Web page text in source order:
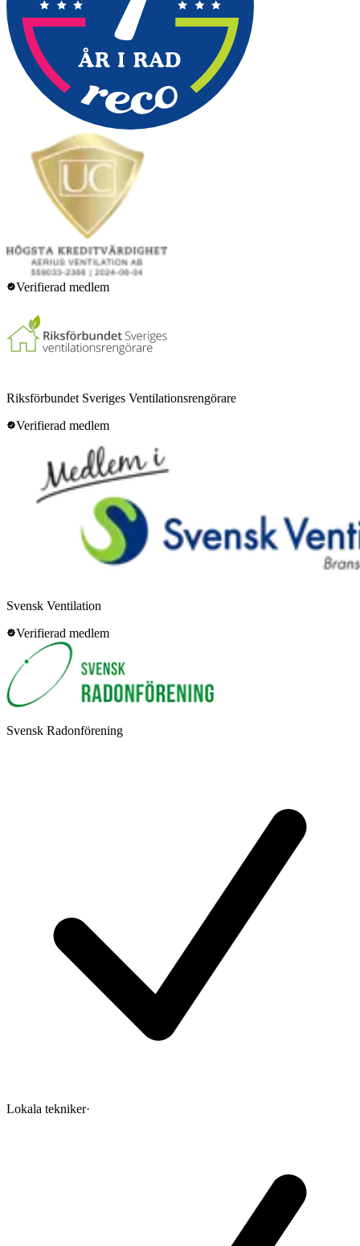
Verifierad medlem
Riksförbundet Sveriges Ventilationsrengörare
Verifierad medlem
Svensk Ventilation
Verifierad medlem
Svensk Radonförening
Lokala tekniker·